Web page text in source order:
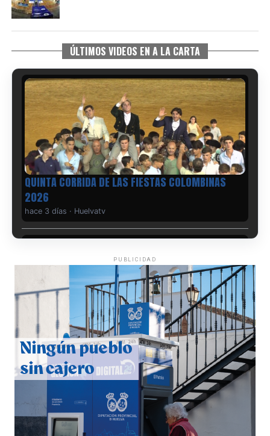
ÚLTIMOS VIDEOS EN A LA CARTA
QUINTA CORRIDA DE LAS FIESTAS COLOMBINAS
2026
hace 3 días · Huelvatv
5º DÍA DE LAS FIESTAS COLOMBINAS 2026
hace 4 días·Huelvatv
PUBLICIDAD